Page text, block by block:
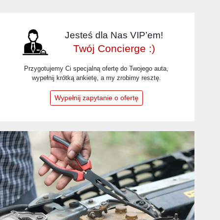
Jesteś dla Nas VIP’em!
Twój Concierge :)
Przygotujemy Ci specjalną ofertę do Twojego auta,
wypełnij krótką ankietę, a my zrobimy resztę.
Wypełnij zapytanie o ofertę